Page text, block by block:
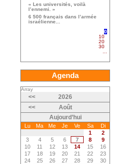
« Les universités, voilà
l’ennemi. »
6 500 français dans l’armée
israélienne...
0
10
20
30
Agenda
Array
<<
2026
<<
Août
Aujourd’hui
Lu Ma Me Je Ve Sa
Di
1
2
3
4 5 6 7 8
9
10
11 12 13 14 15
16
17
18 19 20 21 22
23
24
25 26 27 28 29
30